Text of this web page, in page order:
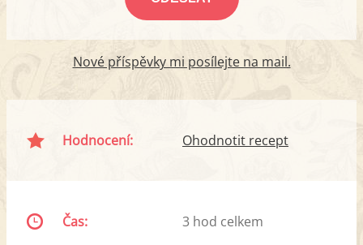
Nové příspěvky mi posílejte na mail.
Hodnocení: Ohodnotit recept
Čas: 3 hod celkem